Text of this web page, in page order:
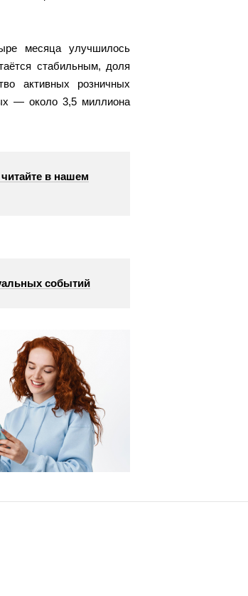
месяца улучшилось
стабильным, доля
активных розничных
— около 3,5 миллиона
в нашем
событий